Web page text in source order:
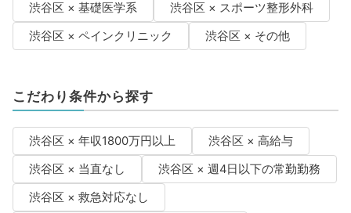
渋谷区 × 基礎医学系
渋谷区 × スポーツ整形外科
渋谷区 × ペインクリニック
渋谷区 × その他
こだわり条件から探す
渋谷区 × 年収1800万円以上
渋谷区 × 高給与
渋谷区 × 当直なし
渋谷区 × 週4日以下の常勤勤務
渋谷区 × 救急対応なし